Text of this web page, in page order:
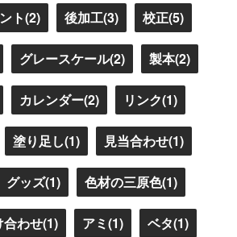
ト(2) 後加工(3) 校正(5)
グレースケール(2) 製本(2)
カレンダー(2) リンク(1)
塗り足し(1) 見当合わせ(1)
グッズ(1) 色材の三原色(1)
合わせ(1) アミ(1) ベタ(1)